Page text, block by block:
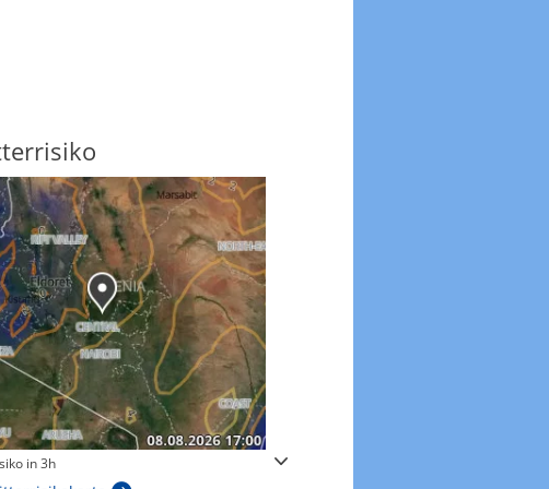
in 3h Windböen heute